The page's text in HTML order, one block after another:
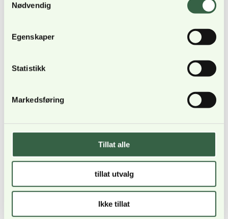
Nødvendig
Egenskaper
Statistikk
Markedsføring
Tillat alle
tillat utvalg
Ikke tillat
Timene fylles med leksjoner, øvelser og oppgaver.
vet at de snart vil bli testet til det ytterste.
FELLESSKAP I FOKUS
Tilbake på treningsfeltet skinner sola mellom
trekronene. Bakken er fortsatt fuktig etter